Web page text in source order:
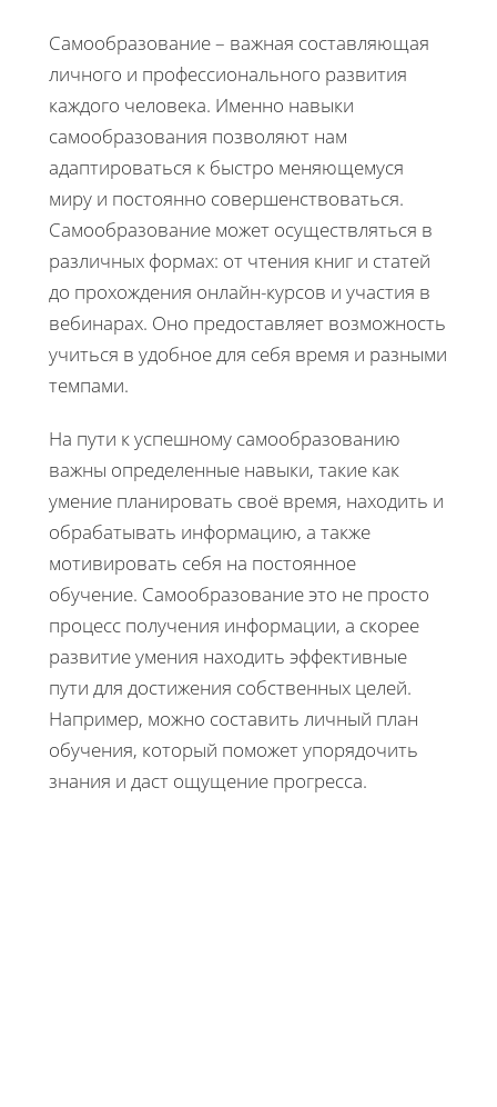
Самообразование – важная составляющая
личного и профессионального развития
каждого человека. Именно навыки
самообразования позволяют нам
адаптироваться к быстро меняющемуся
миру и постоянно совершенствоваться.
Самообразование может осуществляться в
различных формах: от чтения книг и статей
до прохождения онлайн-курсов и участия в
вебинарах. Оно предоставляет возможность
учиться в удобное для себя время и разными
темпами.
На пути к успешному самообразованию
важны определенные навыки, такие как
умение планировать своё время, находить и
обрабатывать информацию, а также
мотивировать себя на постоянное
обучение. Самообразование это не просто
процесс получения информации, а скорее
развитие умения находить эффективные
пути для достижения собственных целей.
Например, можно составить личный план
обучения, который поможет упорядочить
знания и даст ощущение прогресса.